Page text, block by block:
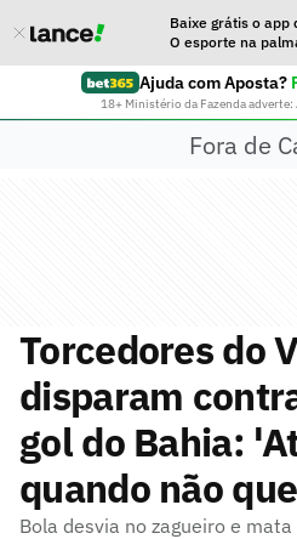
Baixe grátis o app
O esporte na
Ajuda com Aposta?
18+ Ministério da Fazenda
Fora de
Torcedores do
disparam
gol do Bahia:
quando não
Bola desvia no zagueiro e